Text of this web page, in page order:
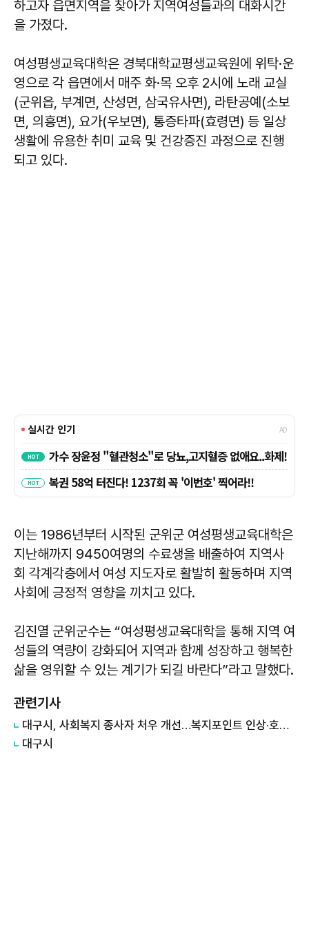
하고자 읍면지역을 찾아가 지역여성들과의 대화시간
을 가졌다.
여성평생교육대학은 경북대학교평생교육원에 위탁·운
영으로 각 읍면에서 매주 화·목 오후 2시에 노래 교실
(군위읍, 부계면, 산성면, 삼국유사면), 라탄공예(소보
면, 의흥면), 요가(우보면), 통증타파(효령면) 등 일상
생활에 유용한 취미 교육 및 건강증진 과정으로 진행
되고 있다.
이는 1986년부터 시작된 군위군 여성평생교육대학은
지난해까지 9450여명의 수료생을 배출하여 지역사
회 각계각층에서 여성 지도자로 활발히 활동하며 지역
사회에 긍정적 영향을 끼치고 있다.
김진열 군위군수는 “여성평생교육대학을 통해 지역 여
성들의 역량이 강화되어 지역과 함께 성장하고 행복한
삶을 영위할 수 있는 계기가 되길 바란다”라고 말했다.
관련기사
대구시, 사회복지 종사자 처우 개선…복지포인트 인상·호봉상한제 철폐
대구시